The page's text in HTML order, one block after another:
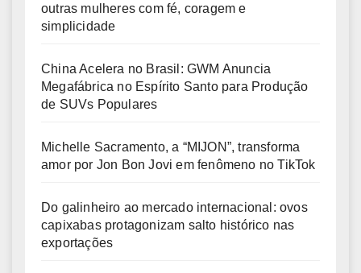
outras mulheres com fé, coragem e
simplicidade
China Acelera no Brasil: GWM Anuncia
Megafábrica no Espírito Santo para Produção
de SUVs Populares
Michelle Sacramento, a “MIJON”, transforma
amor por Jon Bon Jovi em fenômeno no TikTok
Do galinheiro ao mercado internacional: ovos
capixabas protagonizam salto histórico nas
exportações